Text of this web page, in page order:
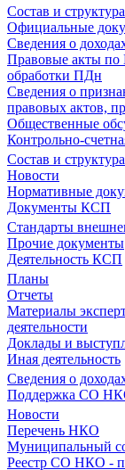
Состав и структура
Официальные
Сведения о
Правовые акты по
обработки ПДн
Сведения о
правовых актов,
Общественные
Контрольно-
Состав и структура
Новости
Нормативные
Документы КСП
Стандарты
Прочие документы
Деятельность КСП
Планы
Отчеты
Материалы
деятельности
Доклады и
Иная деятельность
Сведения о
Поддержка СО
Новости
Перечень НКО
Муниципальный
Реестр СО НКО -